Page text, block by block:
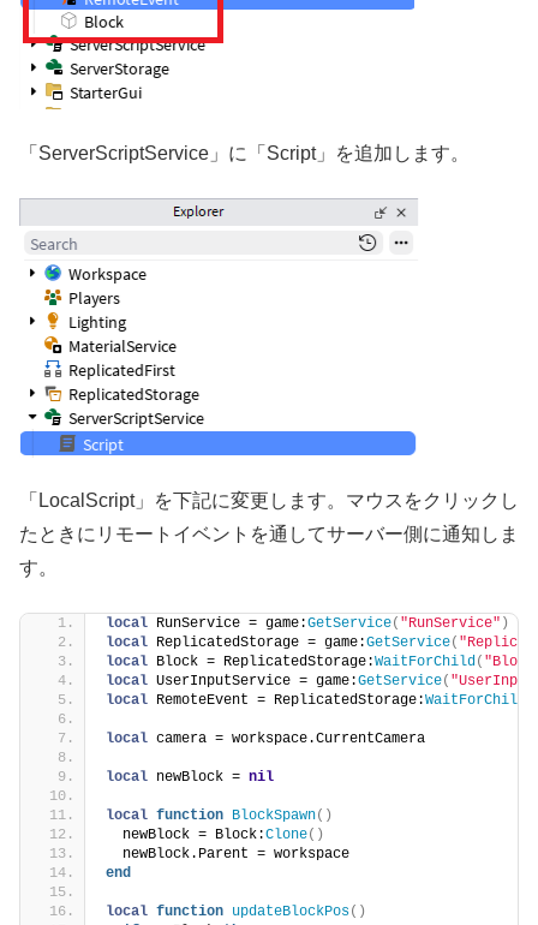
「ServerScriptService」に「Script」を追加します。
「LocalScript」を下記に変更します。マウスをクリックし
たときにリモートイベントを通してサーバー側に通知しま
す。
local RunService = game:GetService( "RunService" )
local ReplicatedStorage = game:GetService(
local Block = ReplicatedStorage:WaitForChild (
local UserInputService = game:GetService(
local RemoteEvent = ReplicatedStorage:WaitForChild
local camera = workspace.CurrentCamera
local newBlock = nil
local function BlockSpawn()
  newBlock = Block:
Clone()
  newBlock.Parent = workspace
end
local function updateBlockPos()